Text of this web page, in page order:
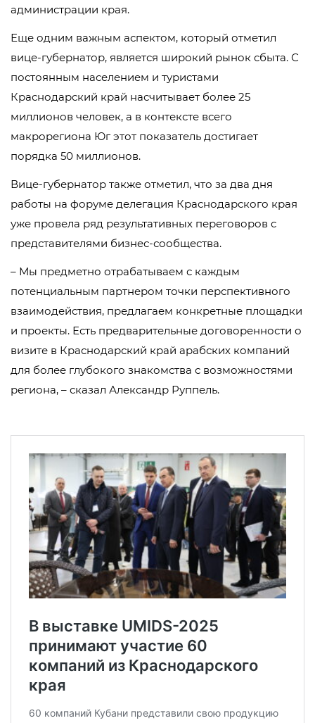
администрации края.
Еще одним важным аспектом, который отметил
вице-губернатор, является широкий рынок сбыта. С
постоянным населением и туристами
Краснодарский край насчитывает более 25
миллионов человек, а в контексте всего
макрорегиона Юг этот показатель достигает
порядка 50 миллионов.
Вице-губернатор также отметил, что за два дня
работы на форуме делегация Краснодарского края
уже провела ряд результативных переговоров с
представителями бизнес-сообщества.
– Мы предметно отрабатываем с каждым
потенциальным партнером точки перспективного
взаимодействия, предлагаем конкретные площадки
и проекты. Есть предварительные договоренности о
визите в Краснодарский край арабских компаний
для более глубокого знакомства с возможностями
региона, – сказал Александр Руппель.